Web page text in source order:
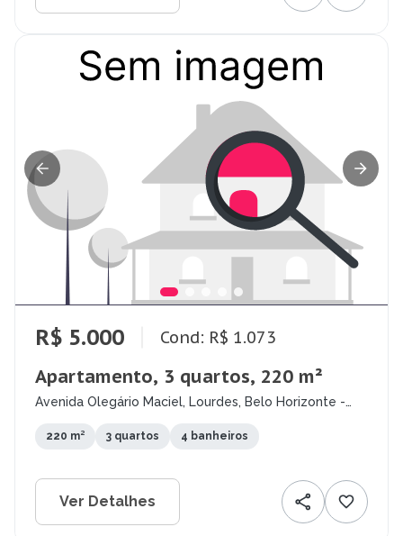
R$ 5.000 Cond: R$ 1.073
Apartamento, 3 quartos, 220 m²
Avenida Olegário Maciel, Lourdes, Belo Horizonte -
220 m² 3 quartos 4 banheiros
Ver Detalhes